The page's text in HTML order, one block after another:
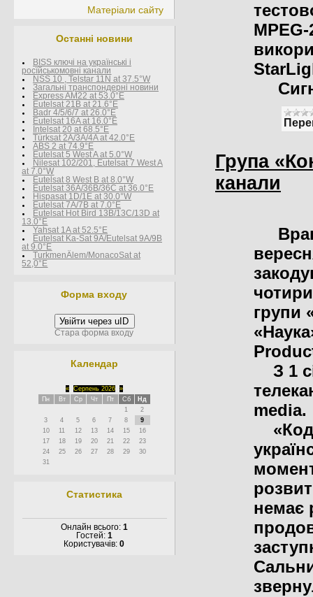
Матеріали сайту
Останні новини
BISS ключі на українські і
росїйськомовні канали
NSS 10 , Telstar 11N at 37.5°W
Загальні транспондерні новини
Express AM22 at 53.0°E
Eutelsat 21B at 21.6°E
Badr 4/5/6/7 at 26.0°E
Eutelsat 16A at 16.0°E
Intelsat 20 at 68.5°E
Türksat 2A/3A/4A at 42.0°E
ABS 2 at 74.9°E
Eutelsat 5 West A at 5.0°W
Nilesat 102/201, Eutelsat 7 West A
at 7.0°W
Eutelsat 8 West В at 8.0°W
Eutelsat 36A/36B/36C at 36.0°E
Hispasat 1D/1E at 30.0°W
Eutelsat 7A/7B at 7.0°E
Eutelsat Hot Bird 13B/13C/13D at
13.0°E
Yahsat 1A at 52.5°E
Eutelsat Ka-Sat 9A/Eutelsat 9A/9B
at 9.0°E
TurkmenÄlem/MonacoSat at
52,0°E
Форма входу
Увійти через uID
Стара форма входу
Календар
« Серпень 2026 »
Пн
Вт Ср Чт Пт Сб
Нд
1
2
3
4 5 6 7 8
9
10
11 12 13 14 15
16
17
18 19 20 21 22
23
24
25 26 27 28 29
30
31
Статистика
Онлайн всього: 1
Гостей: 1
Користувачів:0
Група
канали
групи
З 1
media.
немає